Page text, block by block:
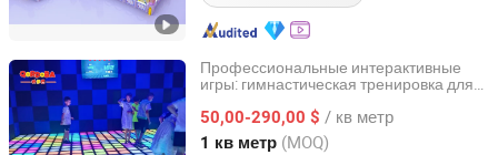
Профессиональные интерактивные
игры: гимнастическая тренировка для
50,00-290,00 $ / кв метр
1 кв метр (MOQ)
Huaqi Amusement Equipment (Guangzhou) Co., Ltd.
Guangdong, China с 2025